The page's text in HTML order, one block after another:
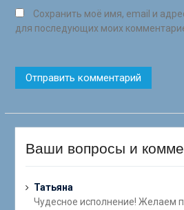
Сохранить моё имя, email и
для последующих моих
Ваши вопросы и
Татьяна
Чудесное исполнение! Желаем